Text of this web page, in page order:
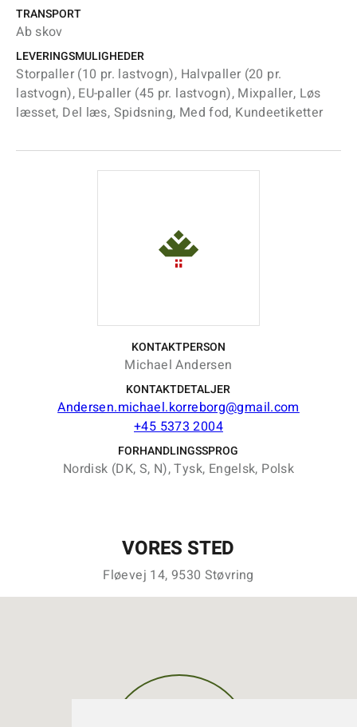
TRANSPORT
Ab skov
LEVERINGSMULIGHEDER
Storpaller (10 pr. lastvogn), Halvpaller (20 pr.
lastvogn), EU-paller (45 pr. lastvogn), Mixpaller, Løs
læsset, Del læs, Spidsning, Med fod, Kundeetiketter
KONTAKTPERSON
Michael Andersen
KONTAKTDETALJER
Andersen.michael.korreborg@gmail.com
+45 5373 2004
FORHANDLINGSSPROG
Nordisk (DK, S, N), Tysk, Engelsk, Polsk
VORES STED
Fløevej 14, 9530 Støvring